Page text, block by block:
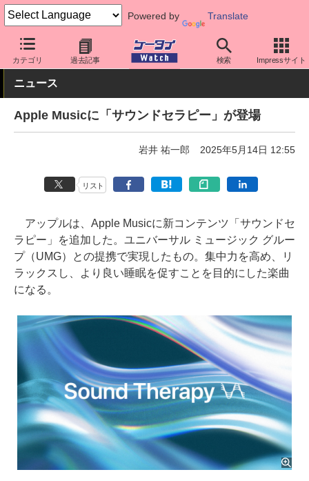
Powered by Translate
カテゴリ 過去記事 検索 Impressサイト
ケータイ Watch 業界動向 Apple
ニュース
Apple Musicに「サウンドセラピー」が登場
岩井 祐一郎 2025年5月14日 12:55
リスト
アップルは、Apple Musicに新コンテンツ「サウンドセ
ラピー」を追加した。ユニバーサル ミュージック グルー
プ（UMG）との提携で実現したもの。集中力を高め、リ
ラックスし、より良い睡眠を促すことを目的にした楽曲
になる。